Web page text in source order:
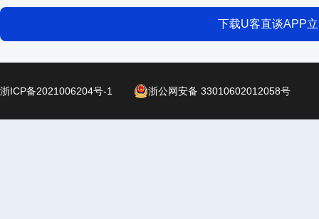
下载U客直谈APP
浙ICP备2021006204号-1 浙公网安备 33010602012058号